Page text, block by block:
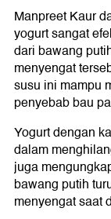
Manpreet Kaur
yogurt sangat
dari bawang
menyengat
susu ini mampu
penyebab bau
Yogurt dengan
dalam
juga
bawang putih
menyengat saat